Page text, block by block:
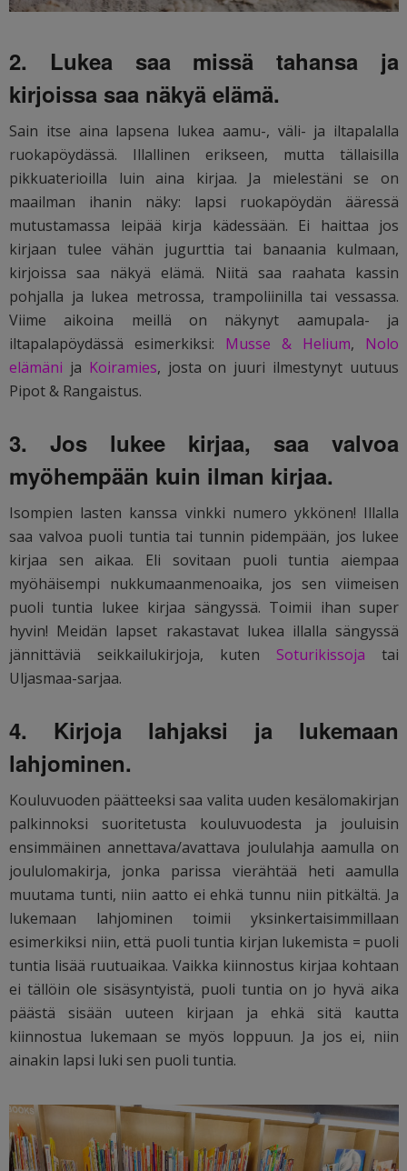
2. Lukea saa missä tahansa ja
kirjoissa saa näkyä elämä.
Sain itse aina lapsena lukea aamu-, väli- ja iltapalalla
ruokapöydässä. Illallinen erikseen, mutta tällaisilla
pikkuaterioilla luin aina kirjaa. Ja mielestäni se on
maailman ihanin näky: lapsi ruokapöydän ääressä
mutustamassa leipää kirja kädessään. Ei haittaa jos
kirjaan tulee vähän jugurttia tai banaania kulmaan,
kirjoissa saa näkyä elämä. Niitä saa raahata kassin
pohjalla ja lukea metrossa, trampoliinilla tai vessassa.
Viime aikoina meillä on näkynyt aamupala- ja
iltapalapöydässä esimerkiksi: Musse & Helium, Nolo
elämäni ja Koiramies, josta on juuri ilmestynyt uutuus
Pipot & Rangaistus.
3. Jos lukee kirjaa, saa valvoa
myöhempään kuin ilman kirjaa.
Isompien lasten kanssa vinkki numero ykkönen! Illalla
saa valvoa puoli tuntia tai tunnin pidempään, jos lukee
kirjaa sen aikaa. Eli sovitaan puoli tuntia aiempaa
myöhäisempi nukkumaanmenoaika, jos sen viimeisen
puoli tuntia lukee kirjaa sängyssä. Toimii ihan super
hyvin! Meidän lapset rakastavat lukea illalla sängyssä
jännittäviä seikkailukirjoja, kutenSoturikissoja tai
Uljasmaa-sarjaa.
4. Kirjoja lahjaksi ja lukemaan
lahjominen.
Kouluvuoden päätteeksi saa valita uuden kesälomakirjan
palkinnoksi suoritetusta kouluvuodesta ja jouluisin
ensimmäinen annettava/avattava joululahja aamulla on
joululomakirja, jonka parissa vierähtää heti aamulla
muutama tunti, niin aatto ei ehkä tunnu niin pitkältä. Ja
lukemaan lahjominen toimii yksinkertaisimmillaan
esimerkiksi niin, että puoli tuntia kirjan lukemista = puoli
tuntia lisää ruutuaikaa. Vaikka kiinnostus kirjaa kohtaan
ei tällöin ole sisäsyntyistä, puoli tuntia on jo hyvä aika
päästä sisään uuteen kirjaan ja ehkä sitä kautta
kiinnostua lukemaan se myös loppuun. Ja jos ei, niin
ainakin lapsi luki sen puoli tuntia.